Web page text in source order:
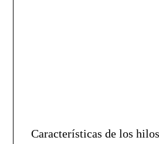
Características de los